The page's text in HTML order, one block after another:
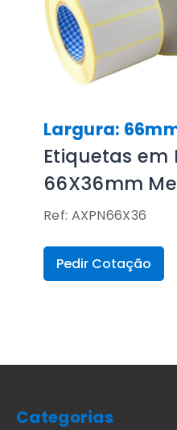
Largura:
Etiquetas em
66X36mm
Ref: AXPN66X36
Pedir Cotação
Categorias